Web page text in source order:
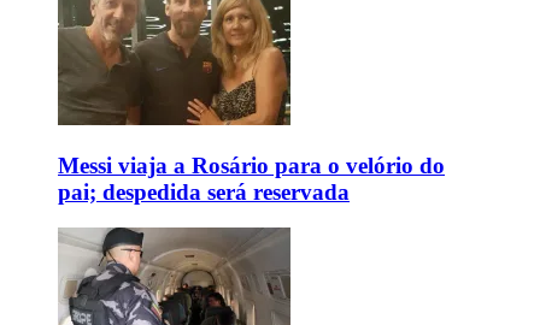
Messi viaja a Rosário para o velório do
pai; despedida será reservada